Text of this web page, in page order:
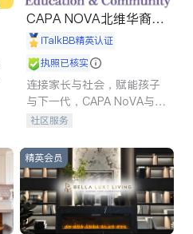
CAPA NOVA北维华裔家
长会iTalkBB精英认证
执照已核实
连接家长与社会，赋能孩子
与下一代，CAPA NoVA与您
携手建设包容、公平、充满
社区服务
精英会员